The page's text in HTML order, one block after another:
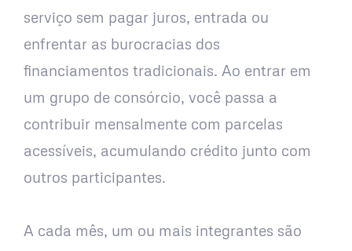
serviço sem pagar juros, entrada ou
enfrentar as burocracias dos
financiamentos tradicionais. Ao entrar em
um grupo de consórcio, você passa a
contribuir mensalmente com parcelas
acessíveis, acumulando crédito junto com
outros participantes.
A cada mês, um ou mais integrantes são